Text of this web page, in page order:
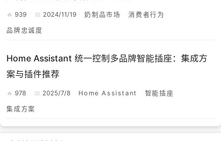
939 2024/11/19 奶制品市场 消费者行为
品牌忠诚度
Home Assistant 统一控制多品牌智能插座：集成方
案与插件推荐
978 2025/7/8 Home Assistant 智能插座
集成方案